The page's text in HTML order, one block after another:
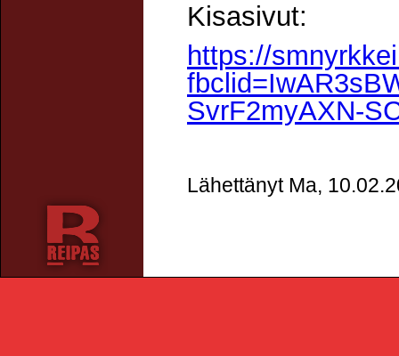
Kisasivut:
https://
SvrF2myAXN-
Lähettänyt Ma,